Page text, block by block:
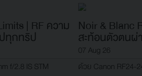
| RF ความ
ทุกทริป
f/2.8 IS STM
Noir & Blanc
สะท้อนตัวตนผ่
07 Aug 26
ด้วย Canon RF24-